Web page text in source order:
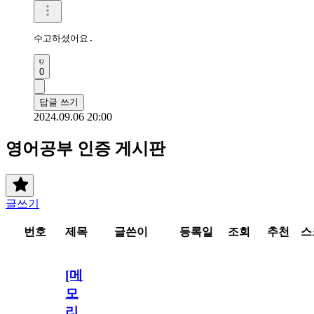
수고하셨어요.
0
답글 쓰기
2024.09.06 20:00
영어공부 인증 게시판
글쓰기
번호 제목 글쓴이 등록일 조회 추천
[메
모